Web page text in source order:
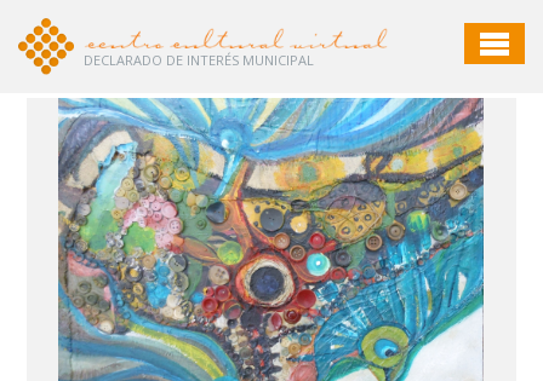
DECLARADO DE INTERÉS MUNICIPAL